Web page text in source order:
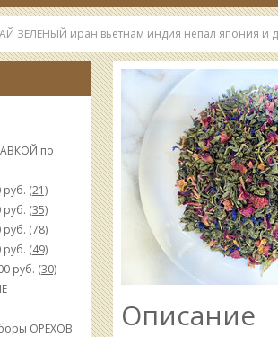
ЗЕЛЕНЫЙ иран вьетнам индия непал япония и
по
руб. (21)
руб. (35)
руб. (78)
руб. (49)
руб. (30)
ОРЕХОВ
Описание